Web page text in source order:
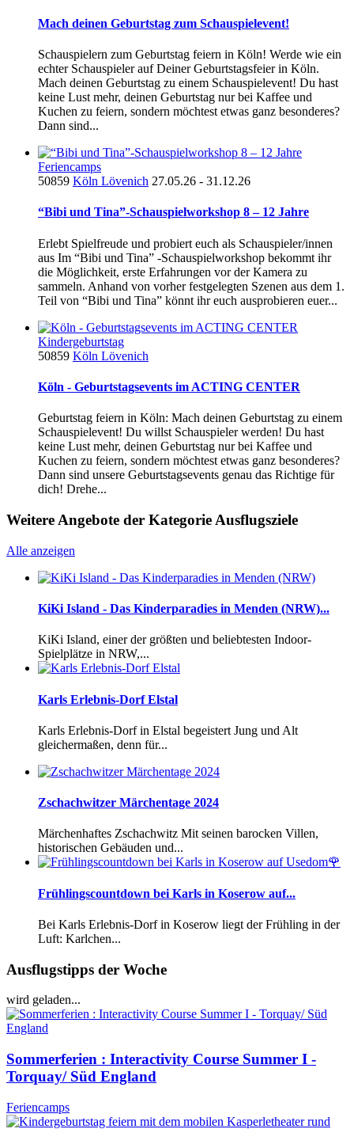
Mach deinen Geburtstag zum Schauspielevent!
Schauspielern zum Geburtstag feiern in Köln! Werde wie ein
echter Schauspieler auf Deiner Geburtstagsfeier in Köln.
Mach deinen Geburtstag zu einem Schauspielevent! Du hast
keine Lust mehr, deinen Geburtstag nur bei Kaffee und
Kuchen zu feiern, sondern möchtest etwas ganz besonderes?
Dann sind...
Feriencamps
50859 Köln Lövenich 27.05.26 - 31.12.26
“Bibi und Tina”-Schauspielworkshop 8 – 12 Jahre
Erlebt Spielfreude und probiert euch als Schauspieler/innen
aus Im “Bibi und Tina” -Schauspielworkshop bekommt ihr
die Möglichkeit, erste Erfahrungen vor der Kamera zu
sammeln. Anhand von vorher festgelegten Szenen aus dem 1.
Teil von “Bibi und Tina” könnt ihr euch ausprobieren euer...
Kindergeburtstag
50859 Köln Lövenich
Köln - Geburtstagsevents im ACTING CENTER
Geburtstag feiern in Köln: Mach deinen Geburtstag zu einem
Schauspielevent! Du willst Schauspieler werden! Du hast
keine Lust mehr, deinen Geburtstag nur bei Kaffee und
Kuchen zu feiern, sondern möchtest etwas ganz besonderes?
Dann sind unsere Geburtstagsevents genau das Richtige für
dich! Drehe...
Weitere Angebote der Kategorie Ausflugsziele
Alle anzeigen
KiKi Island - Das Kinderparadies in Menden (NRW)...
KiKi Island, einer der größten und beliebtesten Indoor-
Spielplätze in NRW,...
Karls Erlebnis-Dorf Elstal
Karls Erlebnis-Dorf in Elstal begeistert Jung und Alt
gleichermaßen, denn für...
Zschachwitzer Märchentage 2024
Märchenhaftes Zschachwitz Mit seinen barocken Villen,
historischen Gebäuden und...
Frühlingscountdown bei Karls in Koserow auf...
Bei Karls Erlebnis-Dorf in Koserow liegt der Frühling in der
Luft: Karlchen...
Ausflugstipps der Woche
wird geladen...
Sommerferien : Interactivity Course Summer I -
Torquay/ Süd England
Feriencamps